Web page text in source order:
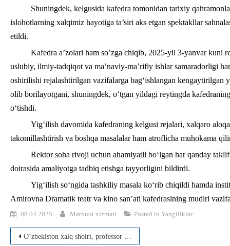
Shuningdek, kelgusida kafedra tomonidan tarixiy
islohotlarning xalqimiz hayotiga ta’siri aks etgan spektakllar
etildi.
Kafedra a’zolari ham so’zga chiqib, 2025-yil 3-yanvar
uslubiy, ilmiy-tadqiqot va ma’naviy-ma’rifiy ishlar samaradorligi
oshirilishi rejalashtirilgan vazifalarga bag‘ishlangan kengaytirilgan
olib borilayotgani, shuningdek, o‘tgan yildagi reytingda
o‘tishdi.
Yig‘ilish davomida kafedraning kelgusi rejalari, xalqaro
takomillashtirish va boshqa masalalar ham atroflicha muhokama
Rektor soha rivoji uchun ahamiyatli bo‘lgan har qanday
doirasida amaliyotga tadbiq etishga tayyorligini bildirdi.
Yig‘ilish so‘ngida tashkiliy masala ko‘rib chiqildi hamda
Amirovna Dramatik teatr va kino san’ati kafedrasining mudiri
08.04.2025 Matbuot xizmati Posted in Yangiliklar
Post
O‘zbekiston xalq shoiri, professor Usmon Azim bilan uchrashuv tashkil etildi.